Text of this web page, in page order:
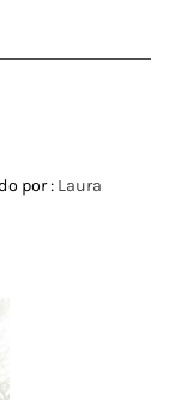
por : Laura